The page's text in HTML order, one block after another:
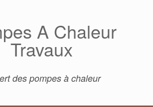
A Chaleur
Travaux
des pompes à chaleur